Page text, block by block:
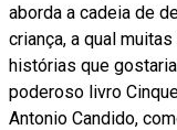
aborda a cadeia de
criança, a qual
histórias que
poderoso livro
Antonio Candido,